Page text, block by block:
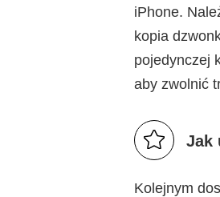
iPhone.
kopia
pojedynczej
aby zwolnić
Jak
Kolejnym